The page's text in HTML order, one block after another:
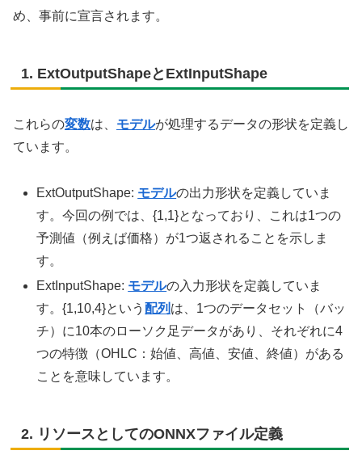
め、事前に宣言されます。
1. ExtOutputShapeとExtInputShape
これらの変数は、 モデルが処理するデータの形状を定義し
ています。
ExtOutputShape: モデルの出力形状を定義していま
す。今回の例では、{1,1}となっており、これは1つの
予測値（例えば価格）が1つ返されることを示しま
す。
ExtInputShape: モデルの入力形状を定義していま
す。{1,10,4}という配列 は、1つのデータセット（バッ
チ）に10本のローソク足データがあり、それぞれに4
つの特徴（OHLC：始値、高値、安値、終値）がある
ことを意味しています。
2. リソースとしてのONNXファイル定義